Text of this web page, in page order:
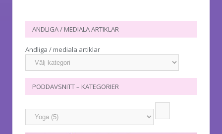
ANDLIGA / MEDIALA ARTIKLAR
Andliga / mediala artiklar
PODDAVSNITT – KATEGORIER